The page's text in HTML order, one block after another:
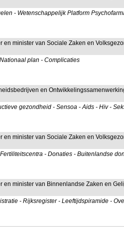
- Wetenschappelijk Platform
en minister van Sociale Zaken en
plan - Complicaties
en
gezondheid - Sensoa - Aids - Hiv -
en minister van Sociale Zaken en
- Donaties - Buitenlandse
en minister van Binnenlandse Zaken en
- Rijksregister - Leeftijdspiramide -